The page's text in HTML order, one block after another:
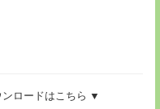
ロードはこちら ▼